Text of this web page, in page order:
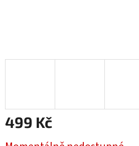
499 Kč